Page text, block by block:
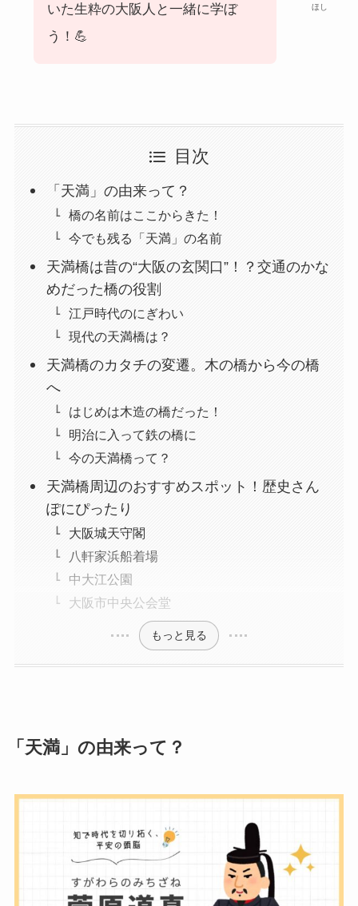
ほし
いた生粋の大阪人と一緒に学ぼ
う！💪
目次
「天満」の由来って？
橋の名前はここからきた！
今でも残る「天満」の名前
天満橋は昔の“大阪の玄関口”！？交通のかな
めだった橋の役割
江戸時代のにぎわい
現代の天満橋は？
天満橋のカタチの変遷。木の橋から今の橋
へ
はじめは木造の橋だった！
明治に入って鉄の橋に
今の天満橋って？
天満橋周辺のおすすめスポット！歴史さん
ぽにぴったり
大阪城天守閣
八軒家浜船着場
中大江公園
大阪市中央公会堂
もっと見る
「天満」の由来って？